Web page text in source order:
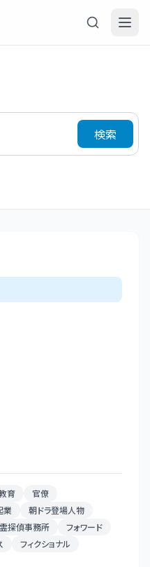
検索
育
官僚
業
朝ドラ登場人物
探偵事務所
フォワード
フィクショナル